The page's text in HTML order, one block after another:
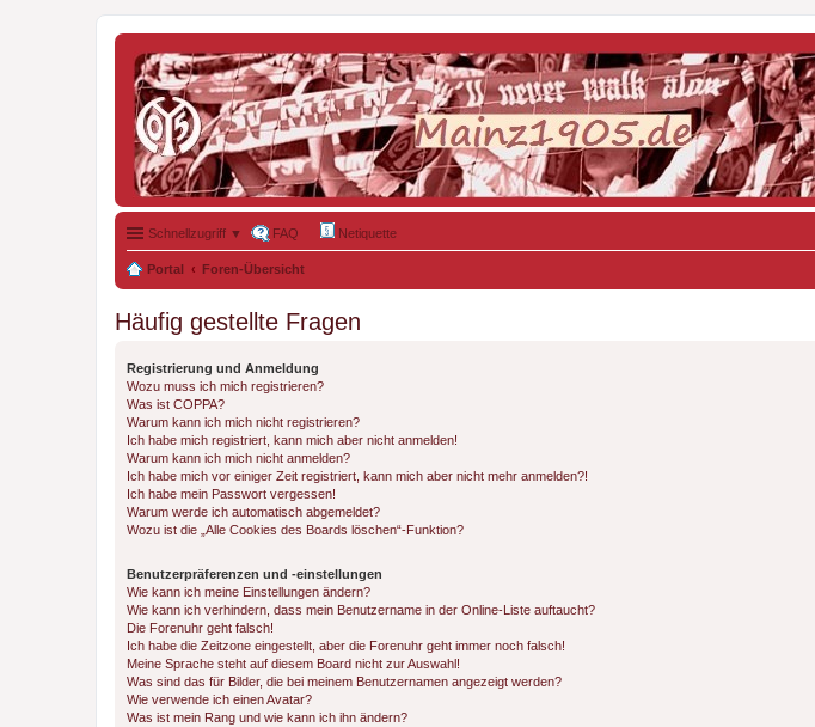
Schnellzugriff ▼ FAQ Netiquette
Portal Foren-Übersicht
Häufig gestellte Fragen
Registrierung und Anmeldung
Wozu muss ich mich registrieren?
Was ist COPPA?
Warum kann ich mich nicht registrieren?
Ich habe mich registriert, kann mich aber nicht anmelden!
Warum kann ich mich nicht anmelden?
Ich habe mich vor einiger Zeit registriert, kann mich aber nicht mehr anmelden?!
Ich habe mein Passwort vergessen!
Warum werde ich automatisch abgemeldet?
Wozu ist die „Alle Cookies des Boards löschen“-Funktion?
Benutzerpräferenzen und -einstellungen
Wie kann ich meine Einstellungen ändern?
Wie kann ich verhindern, dass mein Benutzername in der Online-Liste auftaucht?
Die Forenuhr geht falsch!
Ich habe die Zeitzone eingestellt, aber die Forenuhr geht immer noch falsch!
Meine Sprache steht auf diesem Board nicht zur Auswahl!
Was sind das für Bilder, die bei meinem Benutzernamen angezeigt werden?
Wie verwende ich einen Avatar?
Was ist mein Rang und wie kann ich ihn ändern?